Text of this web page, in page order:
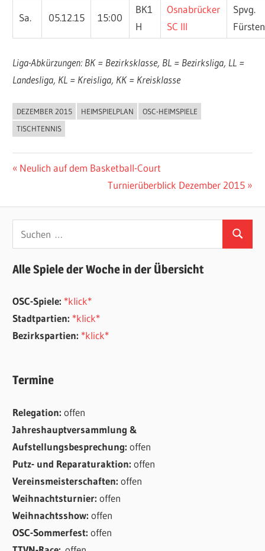
Sa. 05.12.15 15:00
BK1
H
Osnabrücker
SC III
Spvg.
Liga-Abkürzungen: BK = Bezirksklasse, BL = Bezirksliga, LL =
Landesliga, KL = Kreisliga, KK = Kreisklasse
ALLGEMEIN
DEZEMBER 2015 HEIMSPIELPLAN
OSC-HEIMSPIELE
TISCHTENNIS
Beitragsnavigation
Vorheriger
Neulich auf dem Basketball-Court
Nächster
Turnierüberblick Dezember 2015
Suchen
Alle Spiele der Woche in der Übersicht
OSC-Spiele: *klick*
Stadtpartien: *klick*
Bezirkspartien: *klick*
Termine
Relegation:offen
Jahreshauptversammlung &
Aufstellungsbesprechung:offen
Putz- und Reparaturaktion:offen
Vereinsmeisterschaften:offen
Weihnachtsturnier:offen
Weihnachtsshow:offen
OSC-Sommerfest:offen